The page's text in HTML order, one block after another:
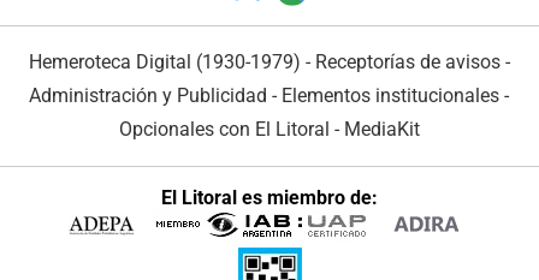
Hemeroteca Digital (1930-1979) - Receptorías de avisos -
Administración y Publicidad - Elementos institucionales -
Opcionales con El Litoral - MediaKit
El Litoral es miembro de: